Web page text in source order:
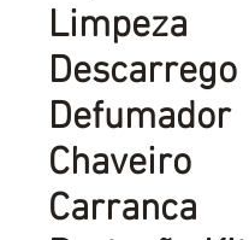
Limpeza
Descarrego
Defumador
Chaveiro
Carranca